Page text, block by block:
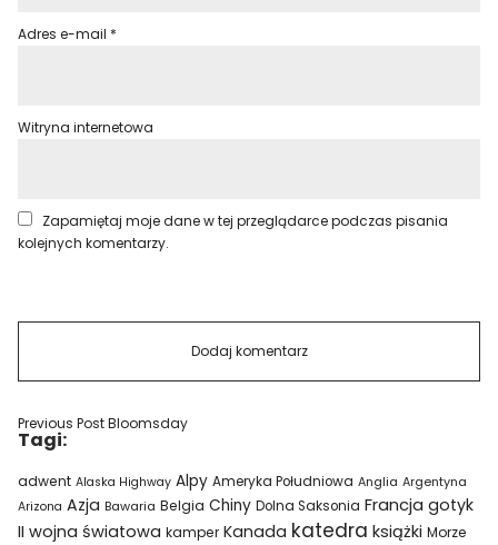
Adres e-mail *
Witryna internetowa
Zapamiętaj moje dane w tej przeglądarce podczas pisania
kolejnych komentarzy.
Previous PostBloomsday
Tagi:
adwent Alaska Highway Alpy Ameryka Południowa Anglia Argentyna
Arizona Azja Bawaria Belgia Chiny Dolna Saksonia Francja gotyk
II wojna światowa kamper Kanada katedra książki Morze